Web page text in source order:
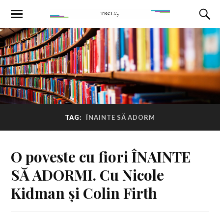
TAG: ÎNAINTE SĂ ADORM
O poveste cu fiori ÎNAINTE
SĂ ADORMI. Cu Nicole
Kidman și Colin Firth